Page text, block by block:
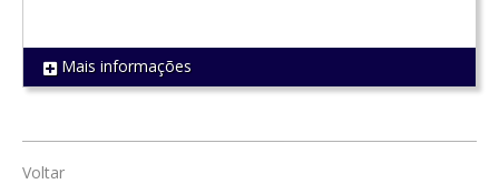
REF 1010
Mais informações
Voltar